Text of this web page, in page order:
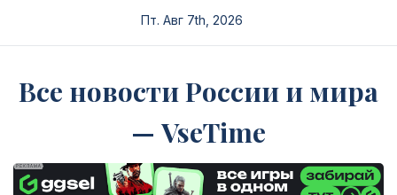
Пт. Авг 7th, 2026
Все новости России и мира
— VseTime